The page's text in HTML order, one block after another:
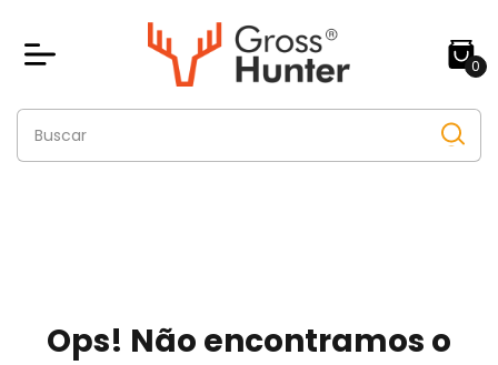
0
Ops! Não encontramos o